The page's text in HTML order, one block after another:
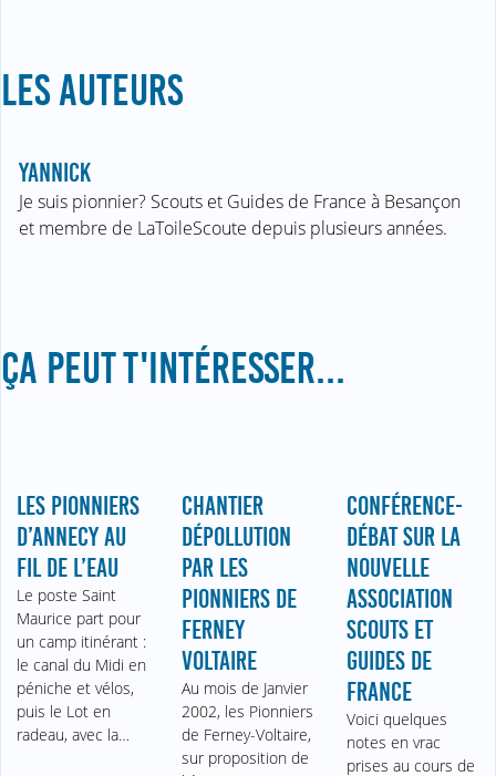
LES AUTEURS
YANNICK
Je suis pionnier? Scouts et Guides de France à Besançon
et membre de LaToileScoute depuis plusieurs années.
ÇA PEUT T'INTÉRESSER...
LES PIONNIERS
D’ANNECY AU
FIL DE L’EAU
Le poste Saint
Maurice part pour
un camp itinérant :
le canal du Midi en
péniche et vélos,
puis le Lot en
radeau, avec la…
CHANTIER
DÉPOLLUTION
PAR LES
PIONNIERS DE
FERNEY
VOLTAIRE
Au mois de Janvier
2002, les Pionniers
de Ferney-Voltaire,
sur proposition de
CONFÉRENCE-
DÉBAT SUR LA
NOUVELLE
ASSOCIATION
SCOUTS ET
GUIDES DE
FRANCE
Voici quelques
notes en vrac
prises au cours de